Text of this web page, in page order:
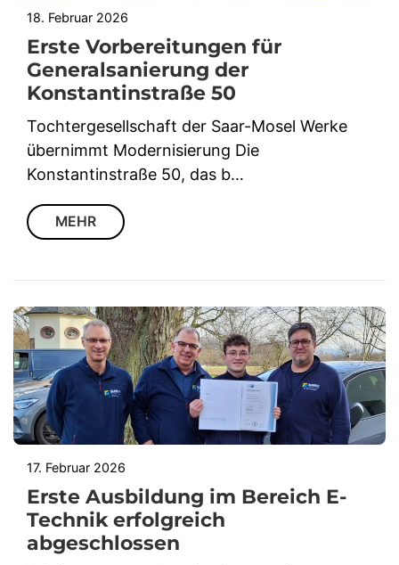
18. Februar 2026
Erste Vorbereitungen für
Generalsanierung der
Konstantinstraße 50
Tochtergesellschaft der Saar-Mosel Werke
übernimmt Modernisierung Die
Konstantinstraße 50, das b…
MEHR
17. Februar 2026
Erste Ausbildung im Bereich E-
Technik erfolgreich
abgeschlossen